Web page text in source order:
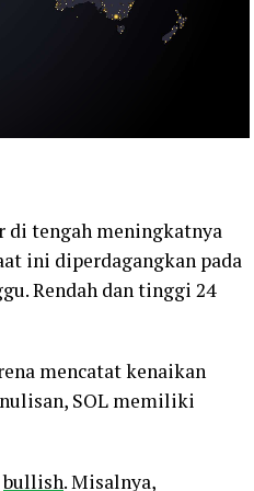
di tengah meningkatnya
ini diperdagangkan pada
Rendah dan tinggi 24
mencatat kenaikan
SOL memiliki
bullish. Misalnya,